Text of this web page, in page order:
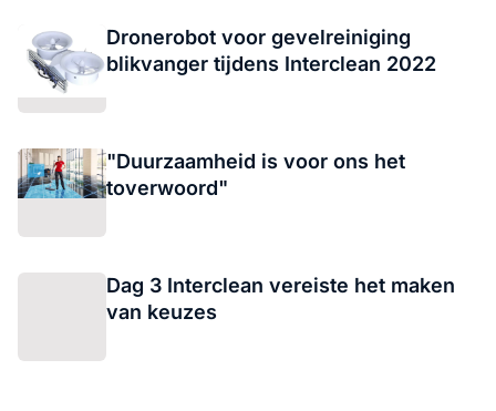
Dronerobot voor gevelreiniging
blikvanger tijdens Interclean 2022
"Duurzaamheid is voor ons het
toverwoord"
Dag 3 Interclean vereiste het maken
van keuzes